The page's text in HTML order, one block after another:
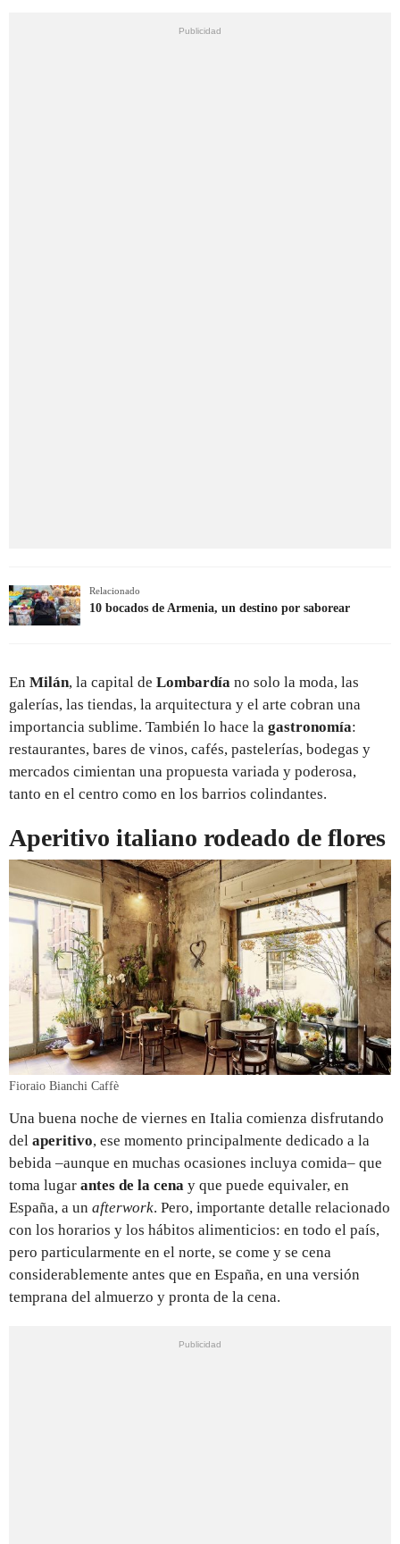
Relacionado
10 bocados de Armenia, un destino por saborear
En Milán, la capital de Lombardía no solo la moda, las
galerías, las tiendas, la arquitectura y el arte cobran una
importancia sublime. También lo hace la gastronomía:
restaurantes, bares de vinos, cafés, pastelerías, bodegas y
mercados cimientan una propuesta variada y poderosa,
tanto en el centro como en los barrios colindantes.
Aperitivo italiano rodeado de flores
Fioraio Bianchi Caffè
Una buena noche de viernes en Italia comienza disfrutando
del aperitivo, ese momento principalmente dedicado a la
bebida –aunque en muchas ocasiones incluya comida– que
toma lugar antes de la cena y que puede equivaler, en
España, a un afterwork. Pero, importante detalle relacionado
con los horarios y los hábitos alimenticios: en todo el país,
pero particularmente en el norte, se come y se cena
considerablemente antes que en España, en una versión
temprana del almuerzo y pronta de la cena.